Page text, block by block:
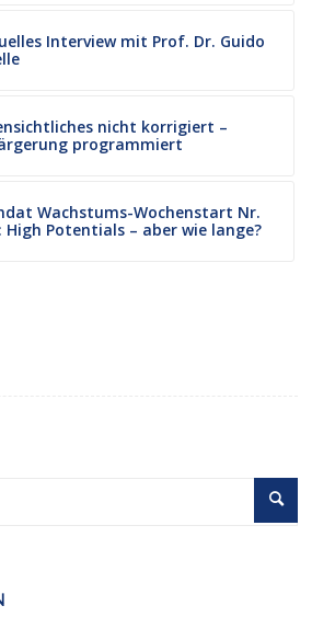
Interview mit Prof. Dr. Guido
nicht korrigiert –
programmiert
Wachstums-Wochenstart Nr.
High Potentials – aber wie lange?